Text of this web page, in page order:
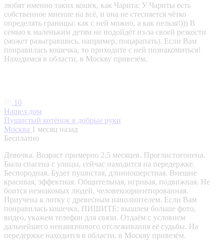
любят именно таких кошек, как Чарита: У Чариты есть
собственное мнение на всё, и она не стесняется чётко
определять границы: как с ней можно, а как нельзя!))) В
семью к маленьким детям не подойдёт из-за своей резкости
(может разыгравшись, например, поцарапать). Если Вам
понравилась кошечка, то приходите с ней познакомиться!
Находимся в области, в Москву привезём.
10
Нашел дом
Пушистый котёнок в добрые руки
Москва 1 месяц назад
Бесплатно
Девочка. Возраст примерно 2,5 месяцев. Проглистогонена.
Была спасена с улицы, сейчас находится на передержке.
Беспородная. Будет пушистая, длинношерстная. Внешне
красивая, эффектная. Общительная, игривая, подвижная. Не
боится незнакомых людей, человекоориентированная.
Приучена к лотку с древесным наполнителем. Если Вам
понравилась кошечка, ПИШИТЕ: вышлем больше фото,
видео, укажем телефон для связи. Отдаём с условием
дальнейшего ненавязчивого отслеживания её судьбы. На
передержке находится в области, в Москву привезём.